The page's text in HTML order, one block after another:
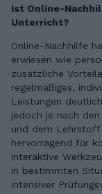
Ist Online-
Unterricht?
Online-Nachhilfe
erwiesen wie
zusätzliche
regelmäßiges,
Leistungen
jedoch je nach
und dem Lehrstoff
hervorragend für
interaktive
in bestimmten
intensiver